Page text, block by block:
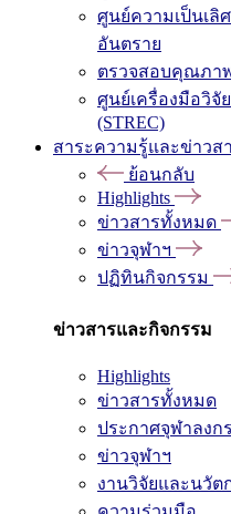
ศูนย์ความเป็นเลิ
อันตราย
ตรวจสอบคุณภา
ศูนย์เครื่องมือวิจั
(STREC)
สาระความรู้และข่าวส
ย้อนกลับ
Highlights
ข่าวสารทั้งหมด
ข่าวจุฬาฯ
ปฏิทินกิจกรรม
ข่าวสารและกิจกรรม
Highlights
ข่าวสารทั้งหมด
ประกาศจุฬาลง
ข่าวจุฬาฯ
งานวิจัยและนวัต